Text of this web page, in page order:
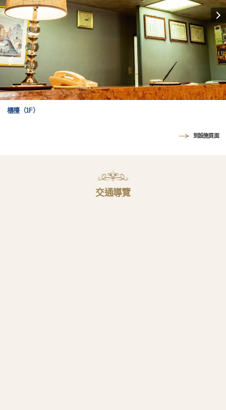
櫃檯（1F）
到設施頁面
交通導覽